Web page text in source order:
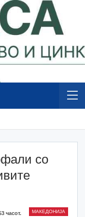
со
МАКЕДОНИЈА
часот.